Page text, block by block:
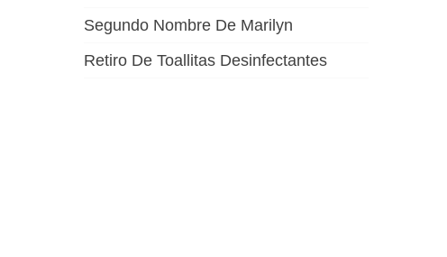
Segundo Nombre De Marilyn
Retiro De Toallitas Desinfectantes